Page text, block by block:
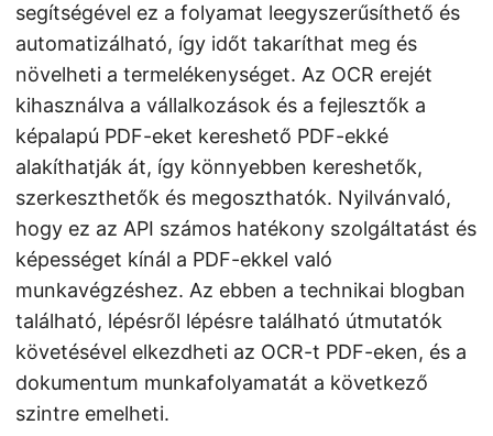
segítségével ez a folyamat leegyszerűsíthető és
automatizálható, így időt takaríthat meg és
növelheti a termelékenységet. Az OCR erejét
kihasználva a vállalkozások és a fejlesztők a
képalapú PDF-eket kereshető PDF-ekké
alakíthatják át, így könnyebben kereshetők,
szerkeszthetők és megoszthatók. Nyilvánvaló,
hogy ez az API számos hatékony szolgáltatást és
képességet kínál a PDF-ekkel való
munkavégzéshez. Az ebben a technikai blogban
található, lépésről lépésre található útmutatók
követésével elkezdheti az OCR-t PDF-eken, és a
dokumentum munkafolyamatát a következő
szintre emelheti.